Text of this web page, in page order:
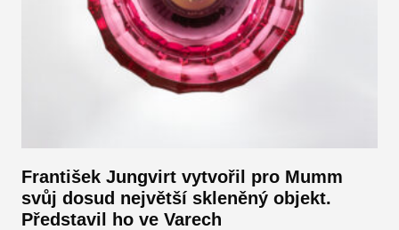
František Jungvirt vytvořil pro Mumm
svůj dosud největší skleněný objekt.
Představil ho ve Varech